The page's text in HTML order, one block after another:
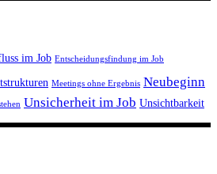
im Job Entscheidungsfindung im Job
Meetings ohne Ergebnis Neubeginn
Unsicherheit im Job Unsichtbarkeit